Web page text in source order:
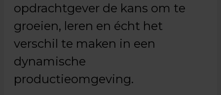
opdrachtgever de kans om te
groeien, leren en écht het
verschil te maken in een
dynamische
productieomgeving.